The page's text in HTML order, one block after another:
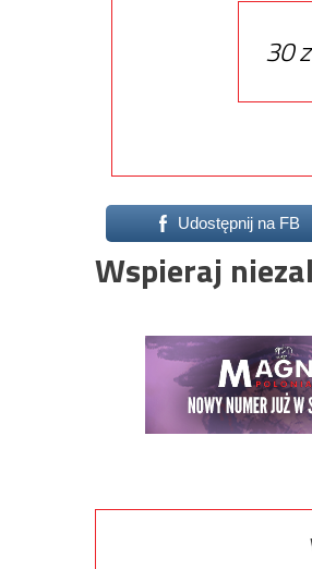
30
Udostępnij na FB
Wspieraj